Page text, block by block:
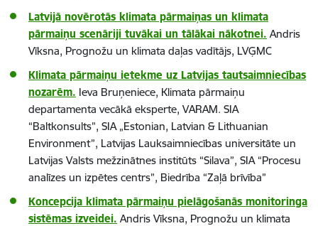
Latvijā novērotās klimata pārmaiņas un klimata
pārmaiņu scenāriji tuvākai un tālākai nākotnei. Andris
Vīksna, Prognožu un klimata daļas vadītājs, LVĢMC
Klimata pārmaiņu ietekme uz Latvijas tautsaimniecības
nozarēm. Ieva Bruņeniece, Klimata pārmaiņu
departamenta vecākā eksperte, VARAM. SIA
“Baltkonsults”, SIA „Estonian, Latvian & Lithuanian
Environment”, Latvijas Lauksaimniecības universitāte un
Latvijas Valsts mežzinātnes institūts “Silava”, SIA “Procesu
analīzes un izpētes centrs”, Biedrība “Zaļā brīvība”
Koncepcija klimata pārmaiņu pielāgošanās monitoringa
sistēmas izveidei. Andris Vīksna, Prognožu un klimata